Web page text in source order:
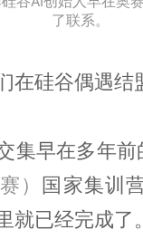
了联系。
在硅谷偶遇结
集早在多年前
） 国家集训
就已经完成了。